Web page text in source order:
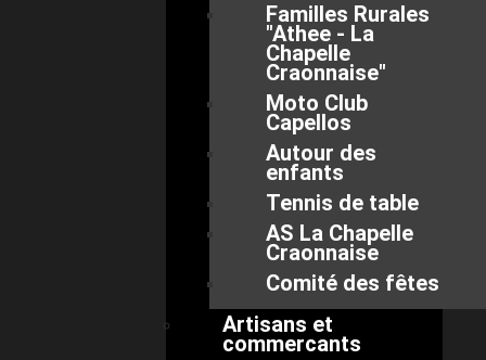
Familles Rurales
"Athee - La
Chapelle
Craonnaise"
Moto Club
Capellos
Autour des
enfants
Tennis de table
AS La Chapelle
Craonnaise
Comité des fêtes
Artisans et
commercants